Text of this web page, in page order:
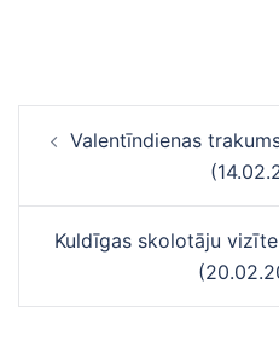
navigācija
Valentīndienas
Kuldīgas skolotāju